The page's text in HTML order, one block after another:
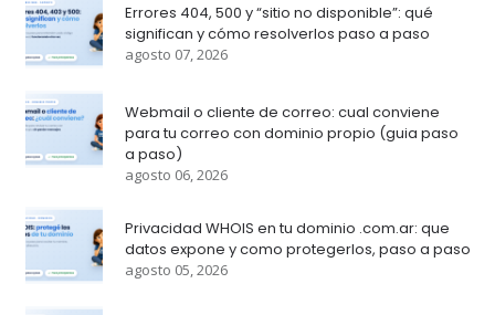
Errores 404, 500 y “sitio no disponible”: qué
significan y cómo resolverlos paso a paso
agosto 07, 2026
Webmail o cliente de correo: cual conviene
para tu correo con dominio propio (guia paso
a paso)
agosto 06, 2026
Privacidad WHOIS en tu dominio .com.ar: que
datos expone y como protegerlos, paso a paso
agosto 05, 2026